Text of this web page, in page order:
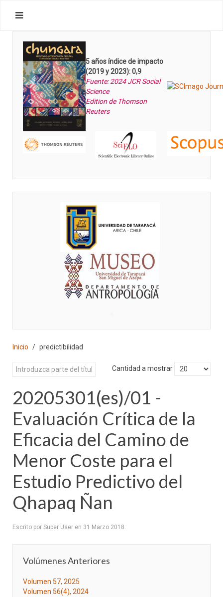
5 años índice de impacto
(2019 y 2023): 0,9
Fuente: 2024 JCR Social
Science
Edition de Thomson
Reuters
Inicio predictibilidad
Cantidad a mostrar
20205301(es)/01 -
Evaluación Crítica de la
Eficacia del Camino de
Menor Coste para el
Estudio Predictivo del
Qhapaq Ñan
Escrito por Super User en 31 Marzo 2018.
Volúmenes Anteriores
Volumen 57, 2025
Volumen 56(4), 2024